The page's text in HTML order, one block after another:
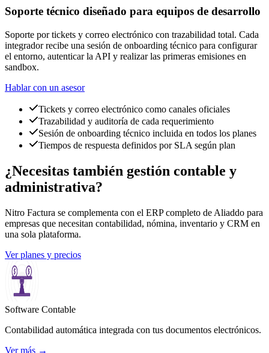
Soporte técnico diseñado para equipos de desarrollo
Soporte por tickets y correo electrónico con trazabilidad total. Cada
integrador recibe una sesión de onboarding técnico para configurar
el entorno, autenticar la API y realizar las primeras emisiones en
sandbox.
Hablar con un asesor
Tickets y correo electrónico como canales oficiales
Trazabilidad y auditoría de cada requerimiento
Sesión de onboarding técnico incluida en todos los planes
Tiempos de respuesta definidos por SLA según plan
¿Necesitas también gestión contable y
administrativa?
Nitro Factura se complementa con el ERP completo de Aliaddo para
empresas que necesitan contabilidad, nómina, inventario y CRM en
una sola plataforma.
Ver planes y precios
Software Contable
Contabilidad automática integrada con tus documentos electrónicos.
Ver más →